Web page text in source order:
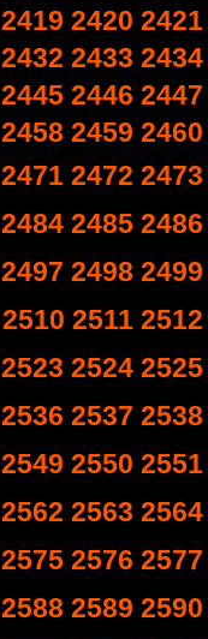
2419 2420 2421
2432 2433 2434
2445 2446 2447
2458 2459 2460
2471 2472 2473
2484 2485 2486
2497 2498 2499
2510 2511 2512
2523 2524 2525
2536 2537 2538
2549 2550 2551
2562 2563 2564
2575 2576 2577
2588 2589 2590